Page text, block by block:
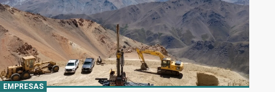
EMPRESAS